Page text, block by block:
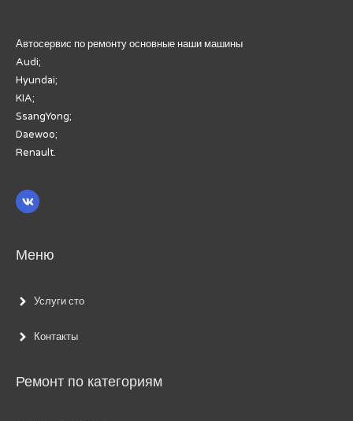
Автосервис по ремонту основные наши машины
Audi;
Hyundai;
KIA;
SsangYong;
Daewoo;
Renault.
Меню
Услуги сто
Контакты
Ремонт по категориям